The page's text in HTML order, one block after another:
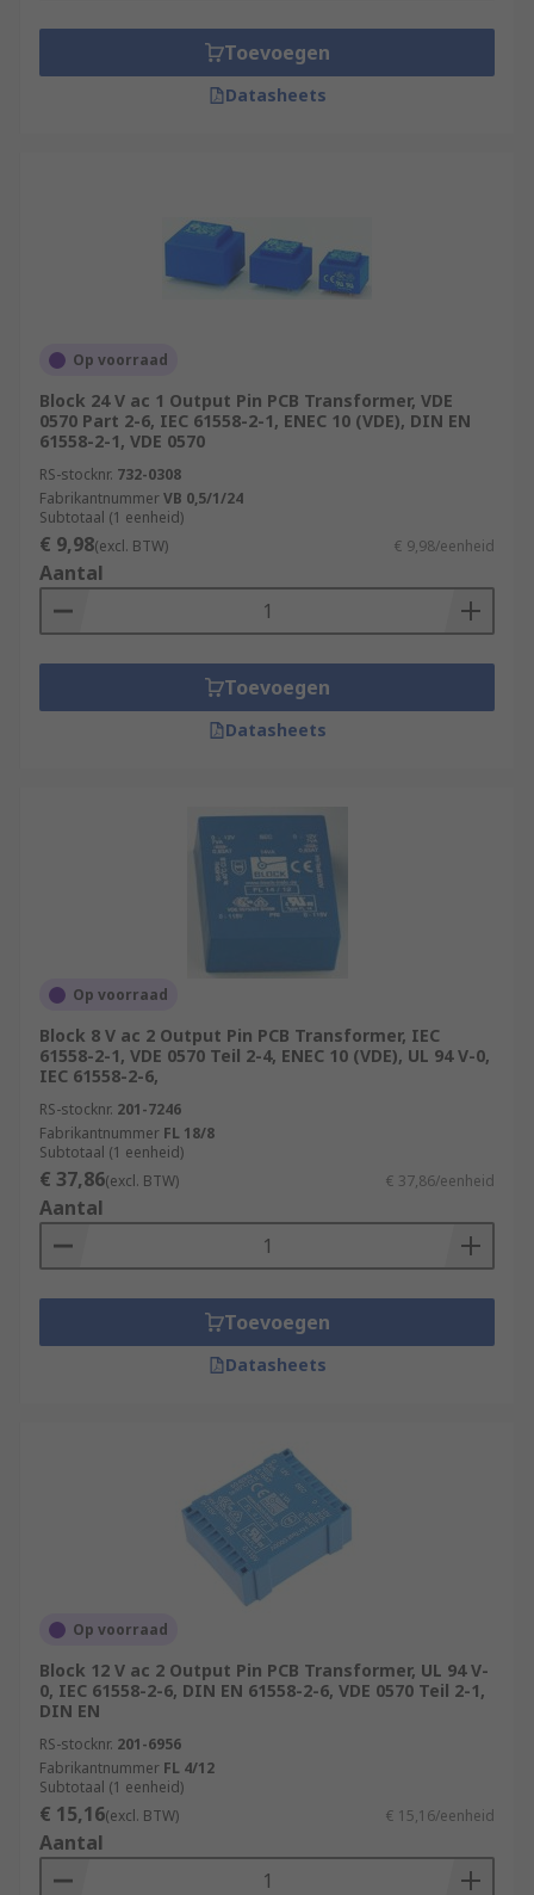
Toevoegen
Datasheets
Op voorraad
Block 24 V ac 1 Output Pin PCB Transformer, VDE
0570 Part 2-6, IEC 61558-2-1, ENEC 10 (VDE), DIN EN
61558-2-1, VDE 0570
RS-stocknr. 732-0308
FabrikantnummerVB 0,5/1/24
Subtotaal (1 eenheid)
€ 9,98(excl. BTW) € 9,98/eenheid
Aantal
Toevoegen
Datasheets
Op voorraad
Block 8 V ac 2 Output Pin PCB Transformer, IEC
61558-2-1, VDE 0570 Teil 2-4, ENEC 10 (VDE), UL 94 V-0,
IEC 61558-2-6,
RS-stocknr. 201-7246
Fabrikantnummer FL 18/8
Subtotaal (1 eenheid)
€ 37,86(excl. BTW) € 37,86/eenheid
Aantal
Toevoegen
Datasheets
Op voorraad
Block 12 V ac 2 Output Pin PCB Transformer, UL 94 V-
0, IEC 61558-2-6, DIN EN 61558-2-6, VDE 0570 Teil 2-1,
DIN EN
RS-stocknr. 201-6956
Fabrikantnummer FL 4/12
Subtotaal (1 eenheid)
€ 15,16(excl. BTW) € 15,16/eenheid
Aantal